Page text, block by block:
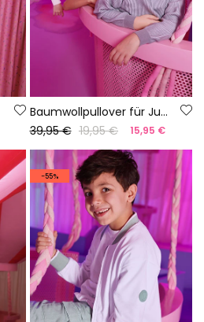
Baumwollpullover für Jungen in Grau
39,95 € 19,95 € 15,95 €
-55%